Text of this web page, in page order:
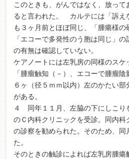
このときも、がんではなく、放っ
ると言われた。 カルテには「訴え
も３ヶ月前とほぼ同じ、「腫瘍様の
「エコーで多発性のう胞は同じ」
の有無は確認していない。
ケアノートには左乳房の同様のスケ
「腫瘤触知（－）、エコーで腫瘤
６ヶ（径５ｍｍ以内）左のかたい
がある。
４ 同年１１月、左脇の下にしこり
のＣ内科クリニックを受診。同内
の診察を勧められた。そのため、同
た。
そのときの触診によれば左乳房腫